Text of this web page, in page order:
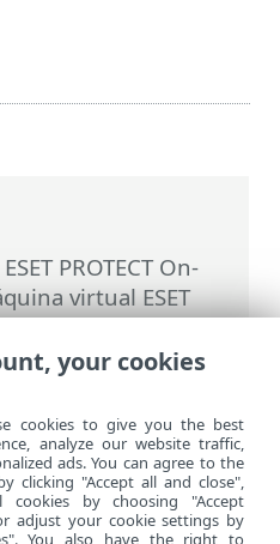
ESET PROTECT On-
virtual ESET
gerenciamento de
> Backup
your cookies
cookies to give you the best
analyze our website traffic,
ads. You can agree to the
clicking "Accept all and close",
cookies by choosing "Accept
adjust your cookie settings by
You also have the right to